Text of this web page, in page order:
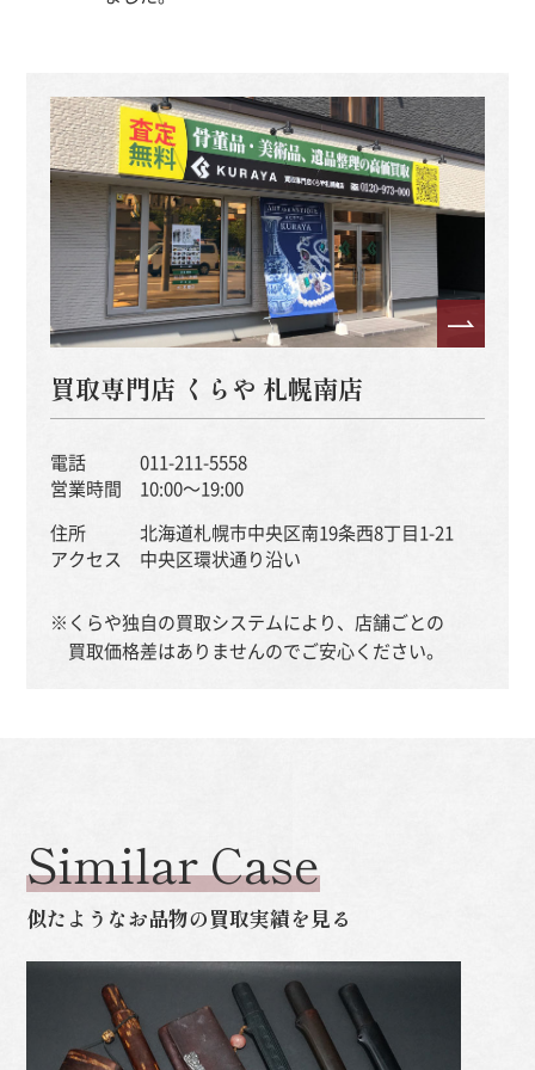
買取専門店 くらや 札幌南店
電話
011-211-5558
営業時間
10:00～19:00
住所
北海道札幌市中央区南19条西8丁目1-21
アクセス
中央区環状通り沿い
※くらや独自の買取システムにより、店舗ごとの
買取価格差はありませんのでご安心ください。
Similar Case
似たようなお品物の買取実績を見る